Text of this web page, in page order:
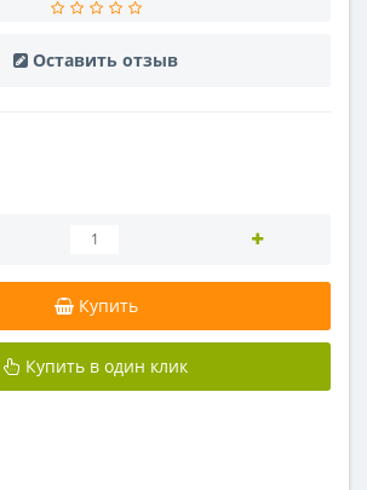
Оставить отзыв
Купить
Купить в один клик